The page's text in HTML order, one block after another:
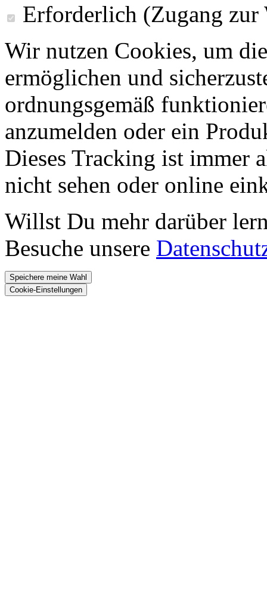
Erforderlich (Zugang zur
Wir nutzen Cookies, um
ermöglichen und
ordnungsgemäß
anzumelden oder ein
Dieses Tracking ist immer
nicht sehen oder online
Willst Du mehr darüber
Besuche unsere
Speichere meine Wahl
Cookie-Einstellungen